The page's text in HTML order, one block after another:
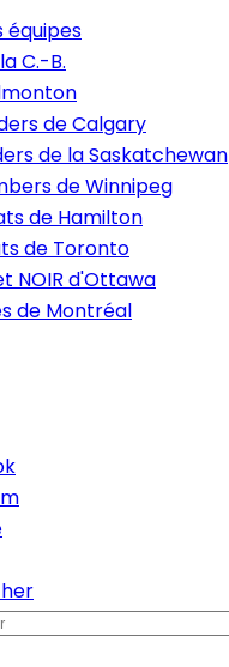
équipes
C.-B.
de Calgary
de la Saskatchewan
de Winnipeg
de Hamilton
de Toronto
NOIR d'Ottawa
de Montréal